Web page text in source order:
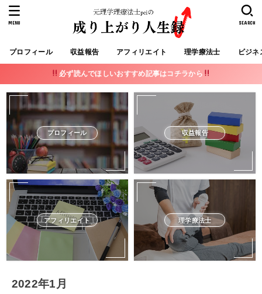
プロフィール 収益報告 アフィリエイト 理学療法士 ビジネ
SEARCH
MENU
必ず読んでほしいおすすめ記事はコチラから
プロフィール 収益報告
アフィリエイト 理学療法士
2022年1月